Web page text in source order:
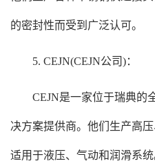
的密封性而受到广泛认可。
5. CEJN(CEJN公司)：
CEJN是一家位于瑞典的
决方案提供商。他们生产高
适用于液压、气动和润滑系统